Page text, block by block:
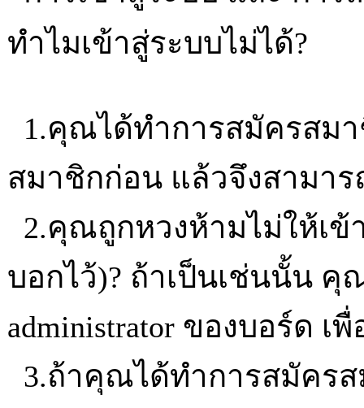
ทำไมเข้าสู่ระบบไม่ได้?
1.คุณได้ทำการสมัครสม
สมาชิกก่อน แล้วจึงสามาร
2.คุณถูกหวงห้ามไม่ให้เ
บอกไว้)? ถ้าเป็นเช่นนั้น คุ
administrator ของบอร์ด เ
3.ถ้าคุณได้ทำการสมัคร